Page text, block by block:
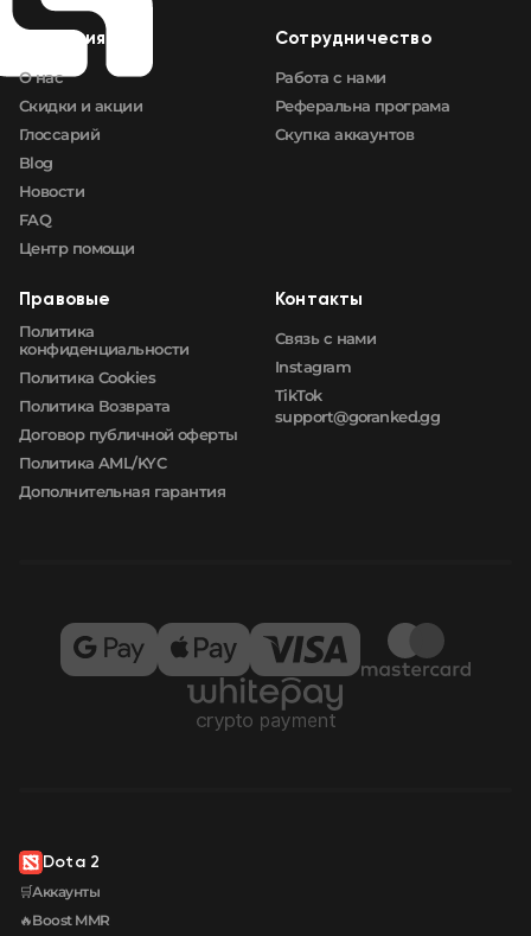
Компания
О нас
Скидки и акции
Глоссарий
Blog
Новости
FAQ
Центр помощи
Сотрудничество
Работа с нами
Реферальна програма
Скупка аккаунтов
Правовые
Политика
конфиденциальности
Политика Cookies
Политика Возврата
Договор публичной оферты
Политика AML/KYC
Дополнительная гарантия
Контакты
Связь с нами
Instagram
TikTok
support@goranked.gg
Dota 2
🛒Аккаунты
🔥Boost MMR